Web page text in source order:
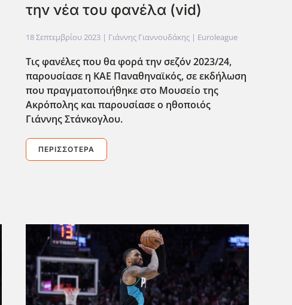
την νέα του φανέλα (vid)
18 Σεπτεμβρίου 2023| Γιάννης Γιαννουδάκης | Euroleague
Τις φανέλες που θα φορά την σεζόν 2023/24,
παρουσίασε η ΚΑΕ Παναθηναϊκός, σε εκδήλωση
που πραγματοποιήθηκε στο Μουσείο της
Ακρόπολης και παρουσίασε ο ηθοποιός
Γιάννης Στάνκογλου.
ΠΕΡΙΣΣΌΤΕΡΑ